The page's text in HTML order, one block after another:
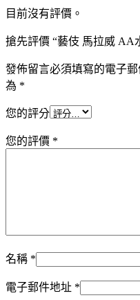
目前沒有評價。
搶先評價 “藝伎 馬拉威 AA
發佈留言必須填寫的電子郵
為 *
您的評分
您的評價 *
名稱 *
電子郵件地址 *